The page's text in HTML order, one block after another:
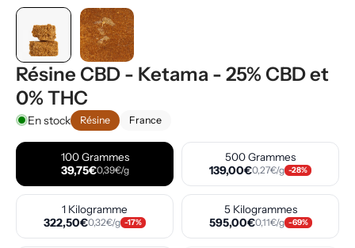
Résine CBD - Ketama - 25% CBD et
0% THC
En stock Résine France
100 Grammes
39,75€0,39€/g
500 Grammes
139,00€0,27€/g -28%
1 Kilogramme
322,50€0,32€/g -17%
5 Kilogrammes
595,00€0,11€/g -69%